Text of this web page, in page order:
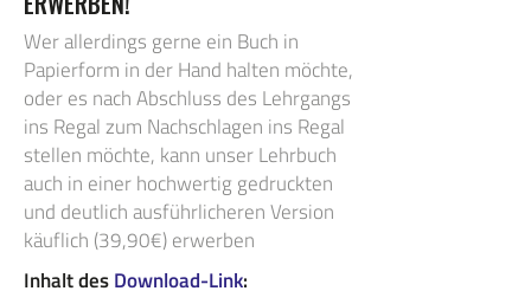
Wer allerdings gerne ein Buch in
Papierform in der Hand halten möchte,
oder es nach Abschluss des Lehrgangs
ins Regal zum Nachschlagen ins Regal
stellen möchte, kann unser Lehrbuch
auch in einer hochwertig gedruckten
und deutlich ausführlicheren Version
käuflich (39,90€) erwerben
Inhalt desDownload-Link: